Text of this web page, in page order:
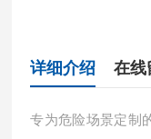
详细介绍 在线
专为危险场景定制